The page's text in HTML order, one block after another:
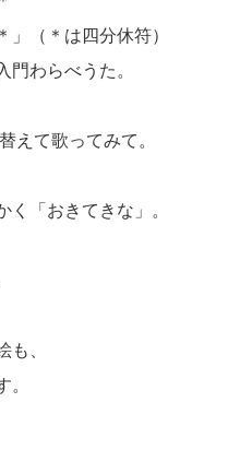
（＊は四分休符）
門わらべうた。
えて歌ってみて。
く「おきてきな」。
も、
。